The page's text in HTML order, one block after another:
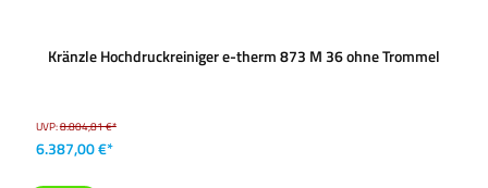
Kränzle Hochdruckreiniger e-therm 873 M 36 ohne Trommel
UVP:8.804,81 €*
6.387,00 €*